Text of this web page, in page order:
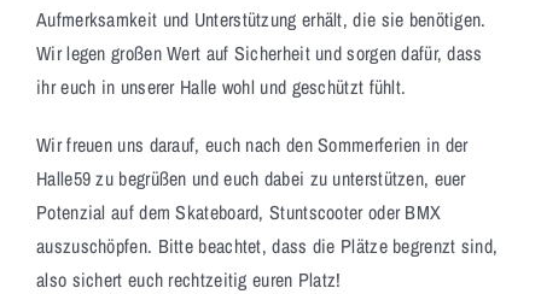
Aufmerksamkeit und Unterstützung erhält, die sie benötigen.
Wir legen großen Wert auf Sicherheit und sorgen dafür, dass
ihr euch in unserer Halle wohl und geschützt fühlt.
Wir freuen uns darauf, euch nach den Sommerferien in der
Halle59 zu begrüßen und euch dabei zu unterstützen, euer
Potenzial auf dem Skateboard, Stuntscooter oder BMX
auszuschöpfen. Bitte beachtet, dass die Plätze begrenzt sind,
also sichert euch rechtzeitig euren Platz!